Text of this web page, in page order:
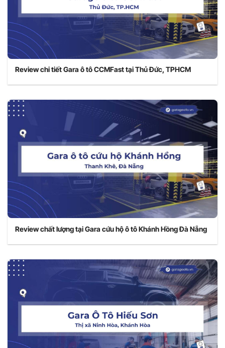
Review chi tiết Gara ô tô CCMFast tại Thủ Đức, TPHCM
Review chất lượng tại Gara cứu hộ ô tô Khánh Hồng Đà Nẵng